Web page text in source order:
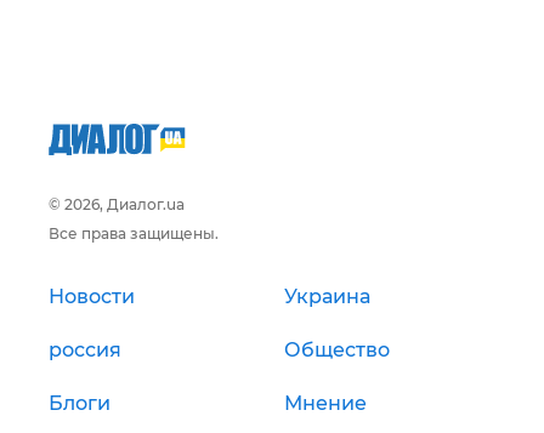
© 2026, Диалог.ua
Все права защищены.
Новости Украина
россия Общество
Блоги Мнение